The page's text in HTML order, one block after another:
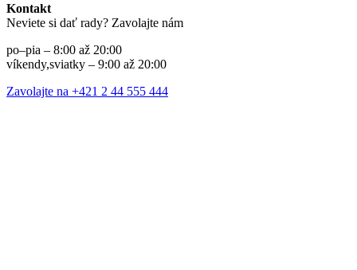
Kontakt
Neviete si dať rady? Zavolajte nám
po–pia – 8:00 až 20:00
víkendy,sviatky – 9:00 až 20:00
Zavolajte na +421 2 44 555 444